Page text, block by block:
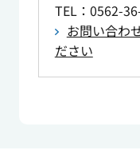
TEL：0562-
お問い合わ
ださい